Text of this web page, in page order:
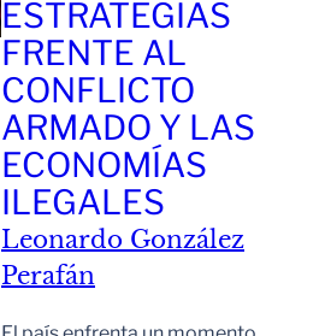
ESTRATEGIAS
FRENTE AL
CONFLICTO
ARMADO Y LAS
ECONOMÍAS
ILEGALES
Leonardo González
Perafán